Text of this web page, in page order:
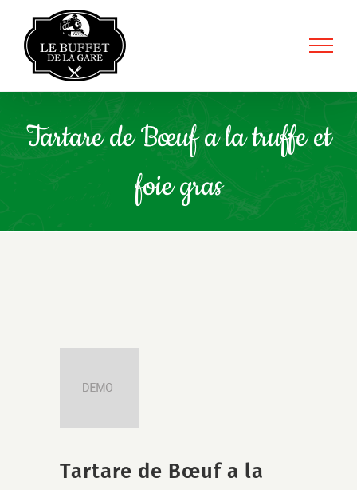
content
Tartare de Bœuf a la truffe et
foie gras
Tartare de Bœuf a la